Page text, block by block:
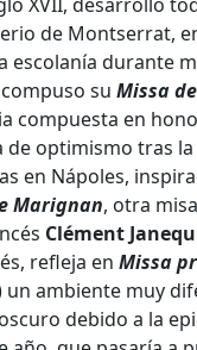
de Montserrat,
escolanía durante
su Missa
compuesta en
de optimismo tras
en Nápoles,
Marignan, otra
Clément
refleja en Missa
un ambiente muy
debido a la